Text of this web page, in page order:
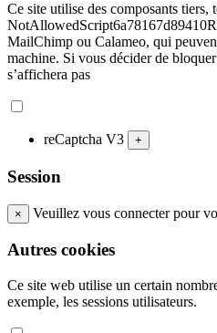
Ce site utilise des composants tiers,
MailChimp ou Calameo, qui
machine. Si vous décider de
s’affichera pas
reCaptcha V3 +
Session
× Veuillez vous connecter pour
Autres cookies
Ce site web utilise un certain
exemple, les sessions utilisateurs.